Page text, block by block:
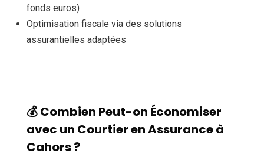
fonds euros)
Optimisation fiscale via des solutions
assurantielles adaptées
💰 Combien Peut-on Économiser
avec un Courtier en Assurance à
Cahors ?